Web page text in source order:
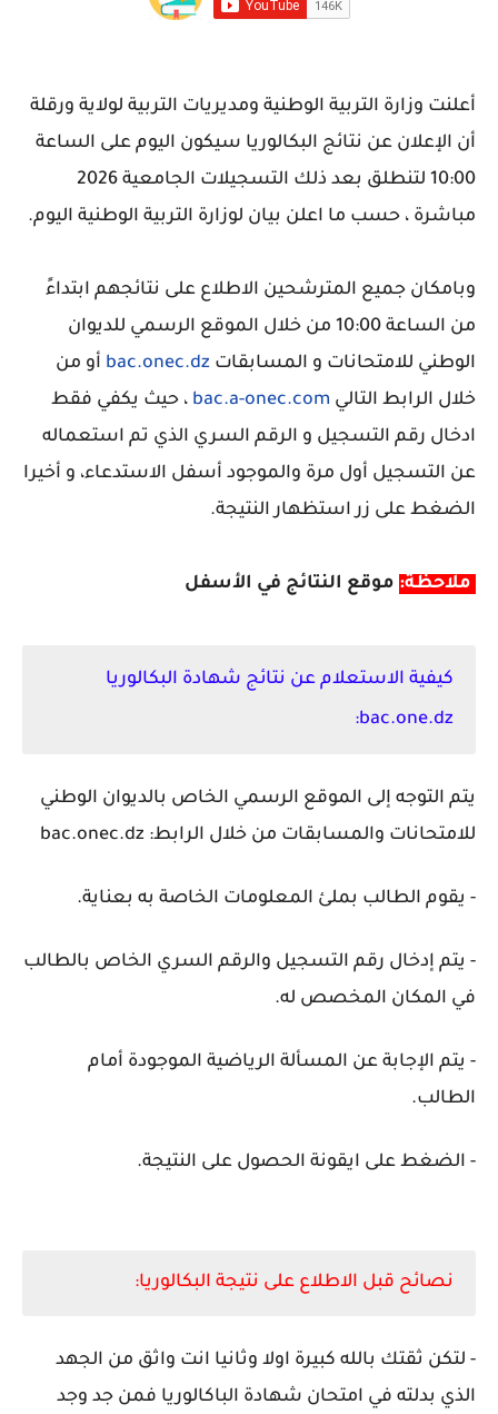
أعلنت وزارة التربية الوطنية ومديريات التربية لولاية ورقلة
أن الإعلان عن نتائج البكالوريا سيكون اليوم على الساعة
10:00 لتنطلق بعد ذلك التسجيلات الجامعية 2026
مباشرة ، حسب ما اعلن بيان لوزارة التربية الوطنية اليوم.
وبامكان جميع المترشحين الاطلاع على نتائجهم ابتداءً
من الساعة 10:00 من خلال الموقع الرسمي للديوان
الوطني للامتحانات و المسابقات bac.onec.dz أو من
خلال الرابط التالي bac.a-onec.com ، حيث يكفي فقط
ادخال رقم التسجيل و الرقم السري الذي تم استعماله
عن التسجيل أول مرة والموجود أسفل الاستدعاء، و أخيرا
الضغط على زر استظهار النتيجة.
ملاحظة: موقع النتائج في الأسفل
كيفية الاستعلام عن نتائج شهادة البكالوريا
bac.one.dz:
يتم التوجه إلى الموقع الرسمي الخاص بالديوان الوطني
للامتحانات والمسابقات من خلال الرابط: bac.onec.dz
- يقوم الطالب بملئ المعلومات الخاصة به بعناية.
- يتم إدخال رقم التسجيل والرقم السري الخاص بالطالب
في المكان المخصص له.
- يتم الإجابة عن المسألة الرياضية الموجودة أمام
الطالب.
- الضغط على ايقونة الحصول على النتيجة.
نصائح قبل الاطلاع على نتيجة البكالوريا:
- لتكن ثقتك بالله كبيرة اولا وثانيا انت واثق من الجهد
الذي بدلته في امتحان شهادة الباكالوريا فمن جد وجد